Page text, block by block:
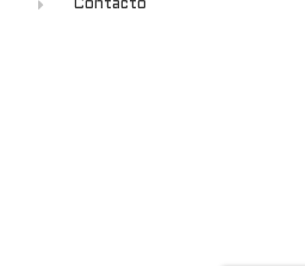
Contacto